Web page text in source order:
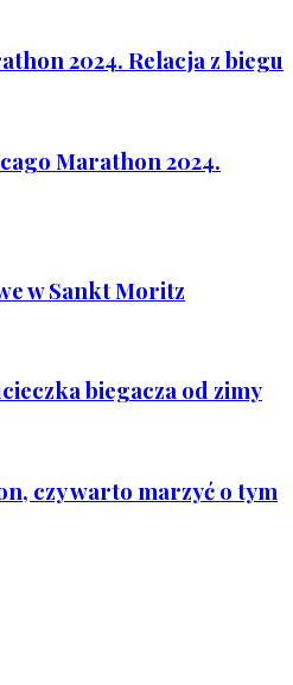
2024. Relacja z biegu
Marathon 2024.
w Sankt Moritz
biegacza od zimy
czy warto marzyć o tym